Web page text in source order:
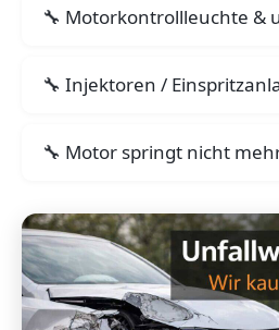
Motorkontrollleuchte &
Injektoren /
Motor springt nicht